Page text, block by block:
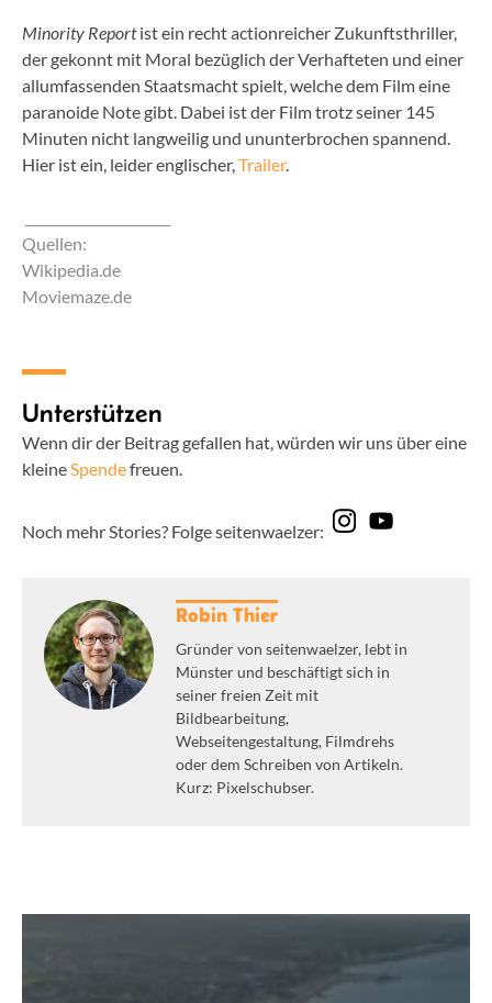
Minority Reportist ein recht actionreicher Zukunftsthriller,
der gekonnt mit Moral bezüglich der Verhafteten und einer
allumfassenden Staatsmacht spielt, welche dem Film eine
paranoide Note gibt. Dabei ist der Film trotz seiner 145
Minuten nicht langweilig und ununterbrochen spannend.
Hier ist ein, leider englischer,Trailer.
Quellen:
Wikipedia.de
Moviemaze.de
Unterstützen
Wenn dir der Beitrag gefallen hat, würden wir uns über eine
kleineSpendefreuen.
Noch mehr Stories? Folge seitenwaelzer:
Robin Thier
Gründer von seitenwaelzer, lebt in
Münster und beschäftigt sich in
seiner freien Zeit mit
Bildbearbeitung,
Webseitengestaltung, Filmdrehs
oder dem Schreiben von Artikeln.
Kurz: Pixelschubser.